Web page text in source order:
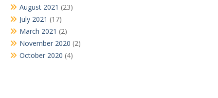
August 2021 (23)
July 2021 (17)
March 2021 (2)
November 2020 (2)
October 2020 (4)